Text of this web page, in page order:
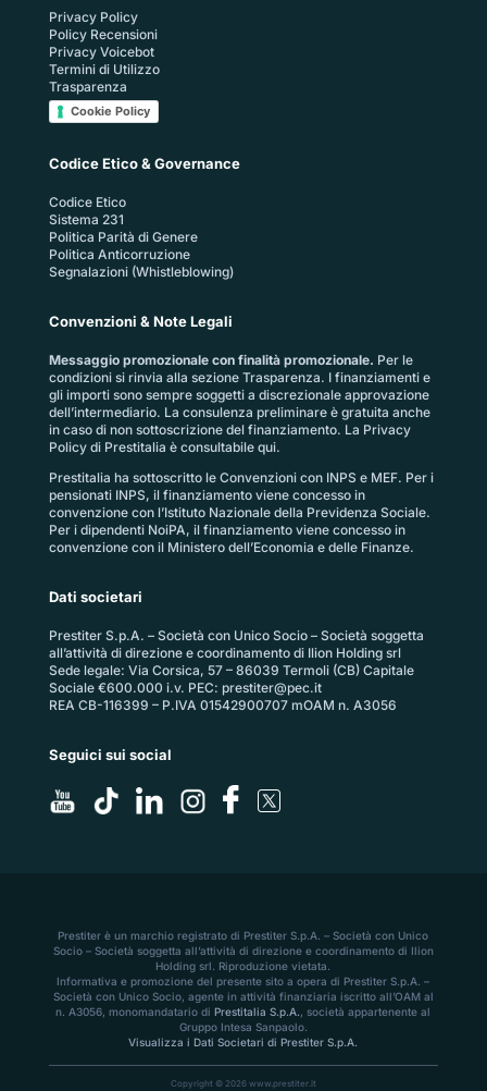
Privacy Policy
Policy Recensioni
Privacy Voicebot
Termini di Utilizzo
Trasparenza
Cookie Policy
Codice Etico & Governance
Codice Etico
Sistema 231
Politica Parità di Genere
Politica Anticorruzione
Segnalazioni (Whistleblowing)
Convenzioni & Note Legali
Messaggio promozionale con finalità promozionale. Per le
condizioni si rinvia alla sezione Trasparenza. I finanziamenti e
gli importi sono sempre soggetti a discrezionale approvazione
dell’intermediario. La consulenza preliminare è gratuita anche
in caso di non sottoscrizione del finanziamento. La Privacy
Policy di Prestitalia è consultabile qui.
Prestitalia ha sottoscritto le Convenzioni con INPS e MEF. Per i
pensionati INPS, il finanziamento viene concesso in
convenzione con l’Istituto Nazionale della Previdenza Sociale.
Per i dipendenti NoiPA, il finanziamento viene concesso in
convenzione con il Ministero dell’Economia e delle Finanze.
Dati societari
Prestiter S.p.A. – Società con Unico Socio – Società soggetta
all’attività di direzione e coordinamento di Ilion Holding srl
Sede legale: Via Corsica, 57 – 86039 Termoli (CB) Capitale
Sociale €600.000 i.v. PEC: prestiter@pec.it
REA CB-116399 – P.IVA 01542900707 mOAM n. A3056
Seguici sui social
Prestiter è un marchio registrato di Prestiter S.p.A. – Società con Unico
Socio – Società soggetta all’attività di direzione e coordinamento di Ilion
Holding srl. Riproduzione vietata.
Informativa e promozione del presente sito a opera di Prestiter S.p.A. –
Società con Unico Socio, agente in attività finanziaria iscritto all’OAM al
n. A3056, monomandatario diPrestitalia S.p.A., società appartenente al
Gruppo Intesa Sanpaolo.
Visualizza i Dati Societari di Prestiter S.p.A.
Copyright © 2026 www.prestiter.it